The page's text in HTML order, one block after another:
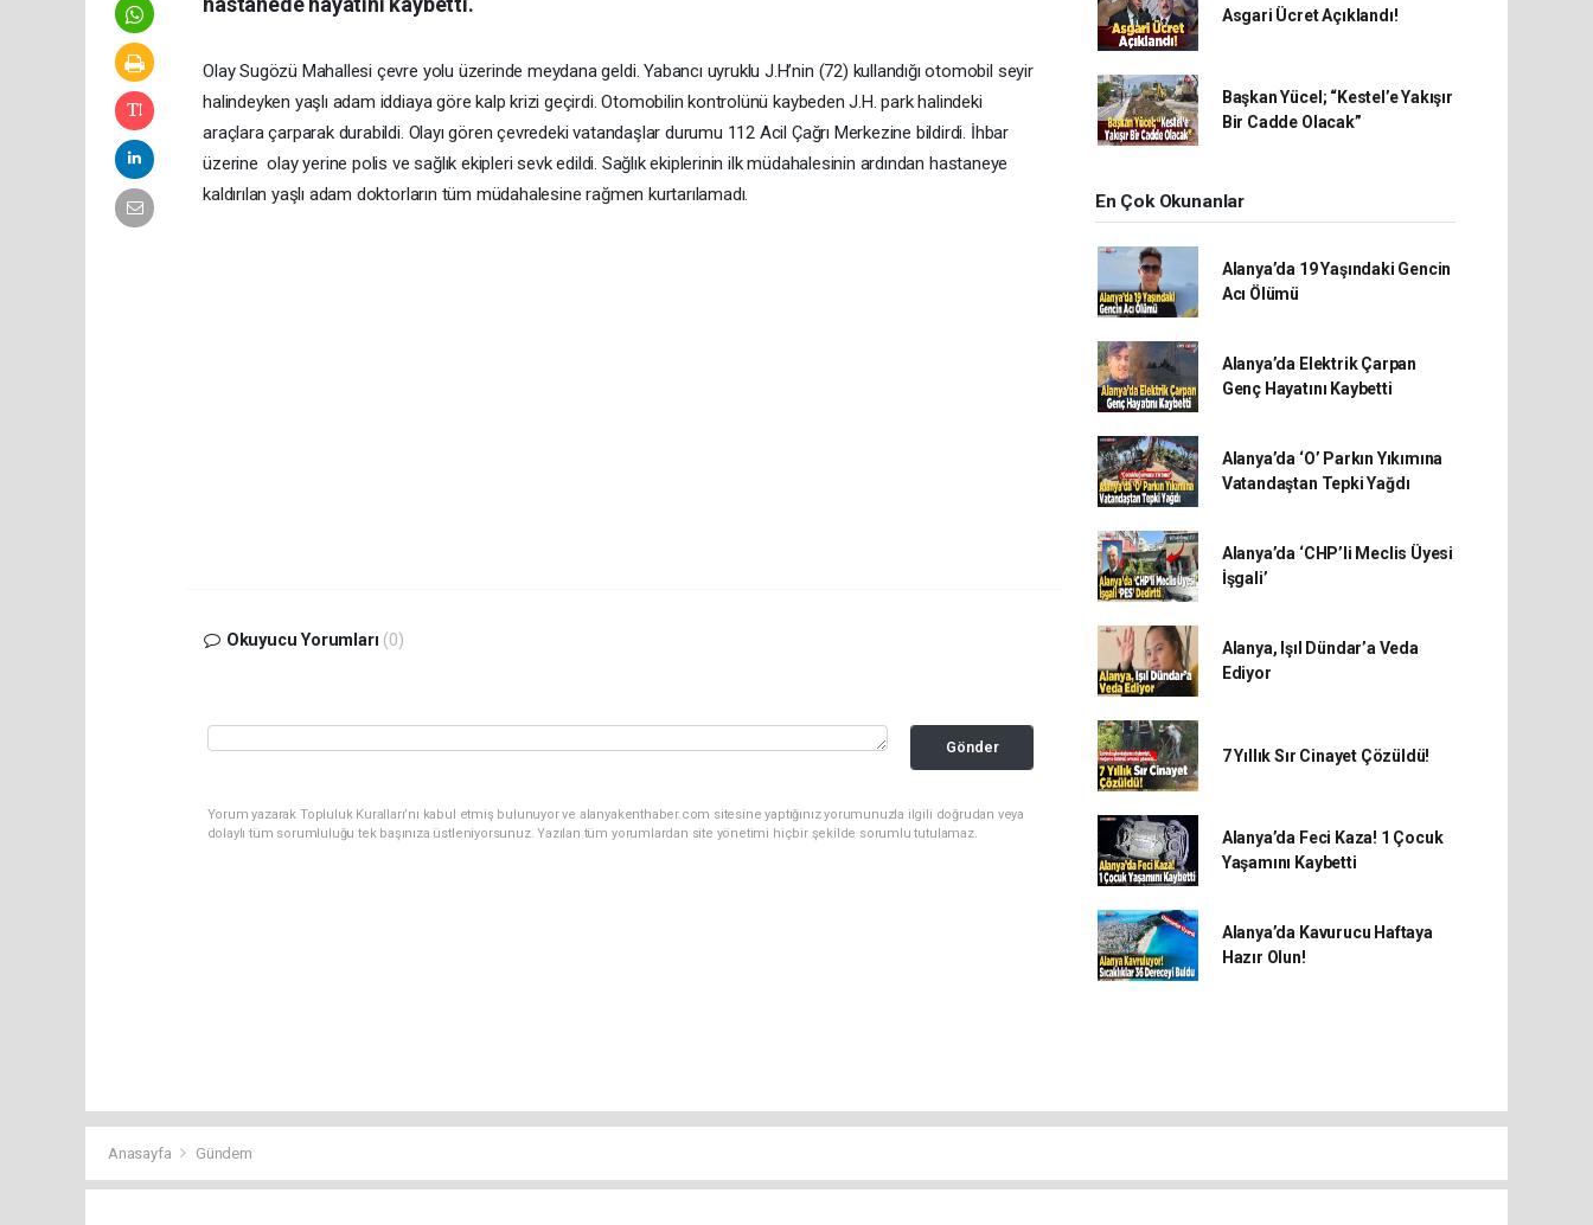
Olay Sugözü Mahallesi çevre yolu üzerinde meydana geldi. Yabancı uyruklu J.H’nin (72) kullandığı otomobil seyir
halindeyken yaşlı adam iddiaya göre kalp krizi geçirdi. Otomobilin kontrolünü kaybeden J.H. park halindeki
araçlara çarparak durabildi. Olayı gören çevredeki vatandaşlar durumu 112 Acil Çağrı Merkezine bildirdi. İhbar
üzerine olay yerine polis ve sağlık ekipleri sevk edildi. Sağlık ekiplerinin ilk müdahalesinin ardından hastaneye
kaldırılan yaşlı adam doktorların tüm müdahalesine rağmen kurtarılamadı.
Okuyucu Yorumları (0)
Gönder
Yorum yazarak Topluluk Kuralları’nı kabul etmiş bulunuyor ve alanyakenthaber.com sitesine yaptığınız yorumunuzla ilgili doğrudan veya
dolaylı tüm sorumluluğu tek başınıza üstleniyorsunuz. Yazılan tüm yorumlardan site yönetimi hiçbir şekilde sorumlu tutulamaz.
Asgari Ücret Açıklandı!
Başkan Yücel; “Kestel’e Yakışır
Bir Cadde Olacak”
En Çok Okunanlar
Alanya’da 19 Yaşındaki Gencin
Acı Ölümü
Alanya’da Elektrik Çarpan
Genç Hayatını Kaybetti
Alanya’da ‘O’ Parkın Yıkımına
Vatandaştan Tepki Yağdı
Alanya’da ‘CHP’li Meclis Üyesi
İşgali’
Alanya, Işıl Dündar’a Veda
Ediyor
7 Yıllık Sır Cinayet Çözüldü!
Alanya’da Feci Kaza! 1 Çocuk
Yaşamını Kaybetti
Alanya’da Kavurucu Haftaya
Hazır Olun!
Anasayfa Gündem